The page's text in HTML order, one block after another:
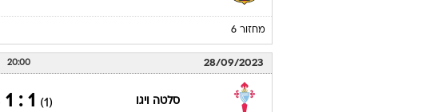
מחזור 6
28/09/2023
20:00
סלטה ויגו (1)
1 : 1